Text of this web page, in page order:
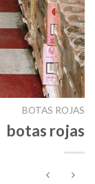
BOTAS ROJAS
botas rojas